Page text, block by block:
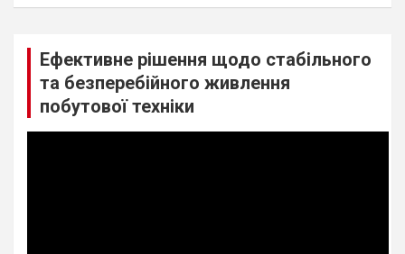
Ефективне рішення щодо стабільного
та безперебійного живлення
побутової техніки